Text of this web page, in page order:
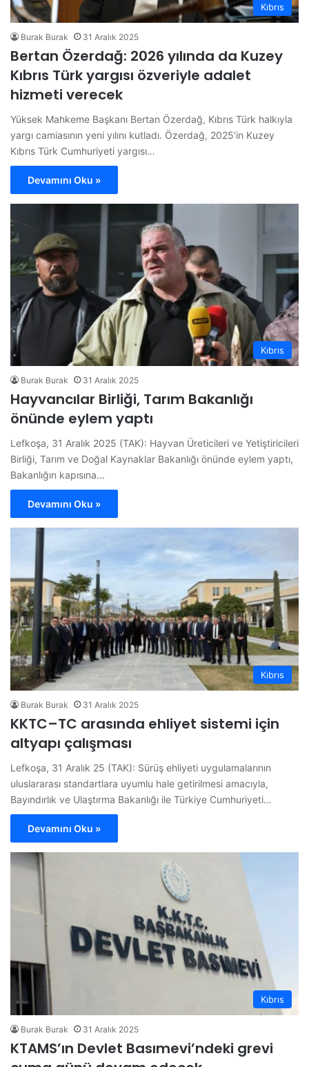
Kıbrıs
Burak Burak 31 Aralık 2025
Bertan Özerdağ: 2026 yılında da Kuzey
Kıbrıs Türk yargısı özveriyle adalet
hizmeti verecek
Yüksek Mahkeme Başkanı Bertan Özerdağ, Kıbrıs Türk halkıyla
yargı camiasının yeni yılını kutladı. Özerdağ, 2025’in Kuzey
Kıbrıs Türk Cumhuriyeti yargısı…
Devamını Oku »
Kıbrıs
Burak Burak 31 Aralık 2025
Hayvancılar Birliği, Tarım Bakanlığı
önünde eylem yaptı
Lefkoşa, 31 Aralık 2025 (TAK): Hayvan Üreticileri ve Yetiştiricileri
Birliği, Tarım ve Doğal Kaynaklar Bakanlığı önünde eylem yaptı,
Bakanlığın kapısına…
Devamını Oku »
Kıbrıs
Burak Burak 31 Aralık 2025
KKTC–TC arasında ehliyet sistemi için
altyapı çalışması
Lefkoşa, 31 Aralık 25 (TAK): Sürüş ehliyeti uygulamalarının
uluslararası standartlara uyumlu hale getirilmesi amacıyla,
Bayındırlık ve Ulaştırma Bakanlığı ile Türkiye Cumhuriyeti…
Devamını Oku »
Kıbrıs
Burak Burak 31 Aralık 2025
KTAMS’ın Devlet Basımevi’ndeki grevi